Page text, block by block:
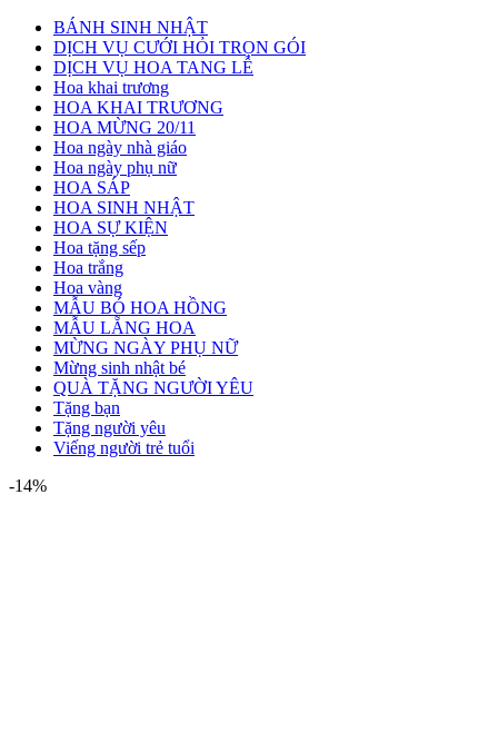
BÁNH SINH NHẬT
DỊCH VỤ CƯỚI HỎI TRỌN GÓI
DỊCH VỤ HOA TANG LỄ
Hoa khai trương
HOA KHAI TRƯƠNG
HOA MỪNG 20/11
Hoa ngày nhà giáo
Hoa ngày phụ nữ
HOA SÁP
HOA SINH NHẬT
HOA SỰ KIỆN
Hoa tặng sếp
Hoa trắng
Hoa vàng
MẪU BÓ HOA HỒNG
MẪU LẴNG HOA
MỪNG NGÀY PHỤ NỮ
Mừng sinh nhật bé
QUÀ TẶNG NGƯỜI YÊU
Tặng bạn
Tặng người yêu
Viếng người trẻ tuổi
-14%